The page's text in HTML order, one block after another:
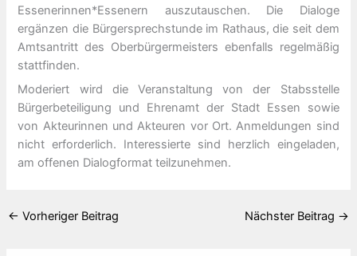
Essenerinnen*Essenern auszutauschen. Die Dialoge
ergänzen die Bürgersprechstunde im Rathaus, die seit dem
Amtsantritt des Oberbürgermeisters ebenfalls regelmäßig
stattfinden.
Moderiert wird die Veranstaltung von der Stabsstelle
Bürgerbeteiligung und Ehrenamt der Stadt Essen sowie
von Akteurinnen und Akteuren vor Ort. Anmeldungen sind
nicht erforderlich. Interessierte sind herzlich eingeladen,
am offenen Dialogformat teilzunehmen.
← Vorheriger Beitrag Nächster Beitrag →